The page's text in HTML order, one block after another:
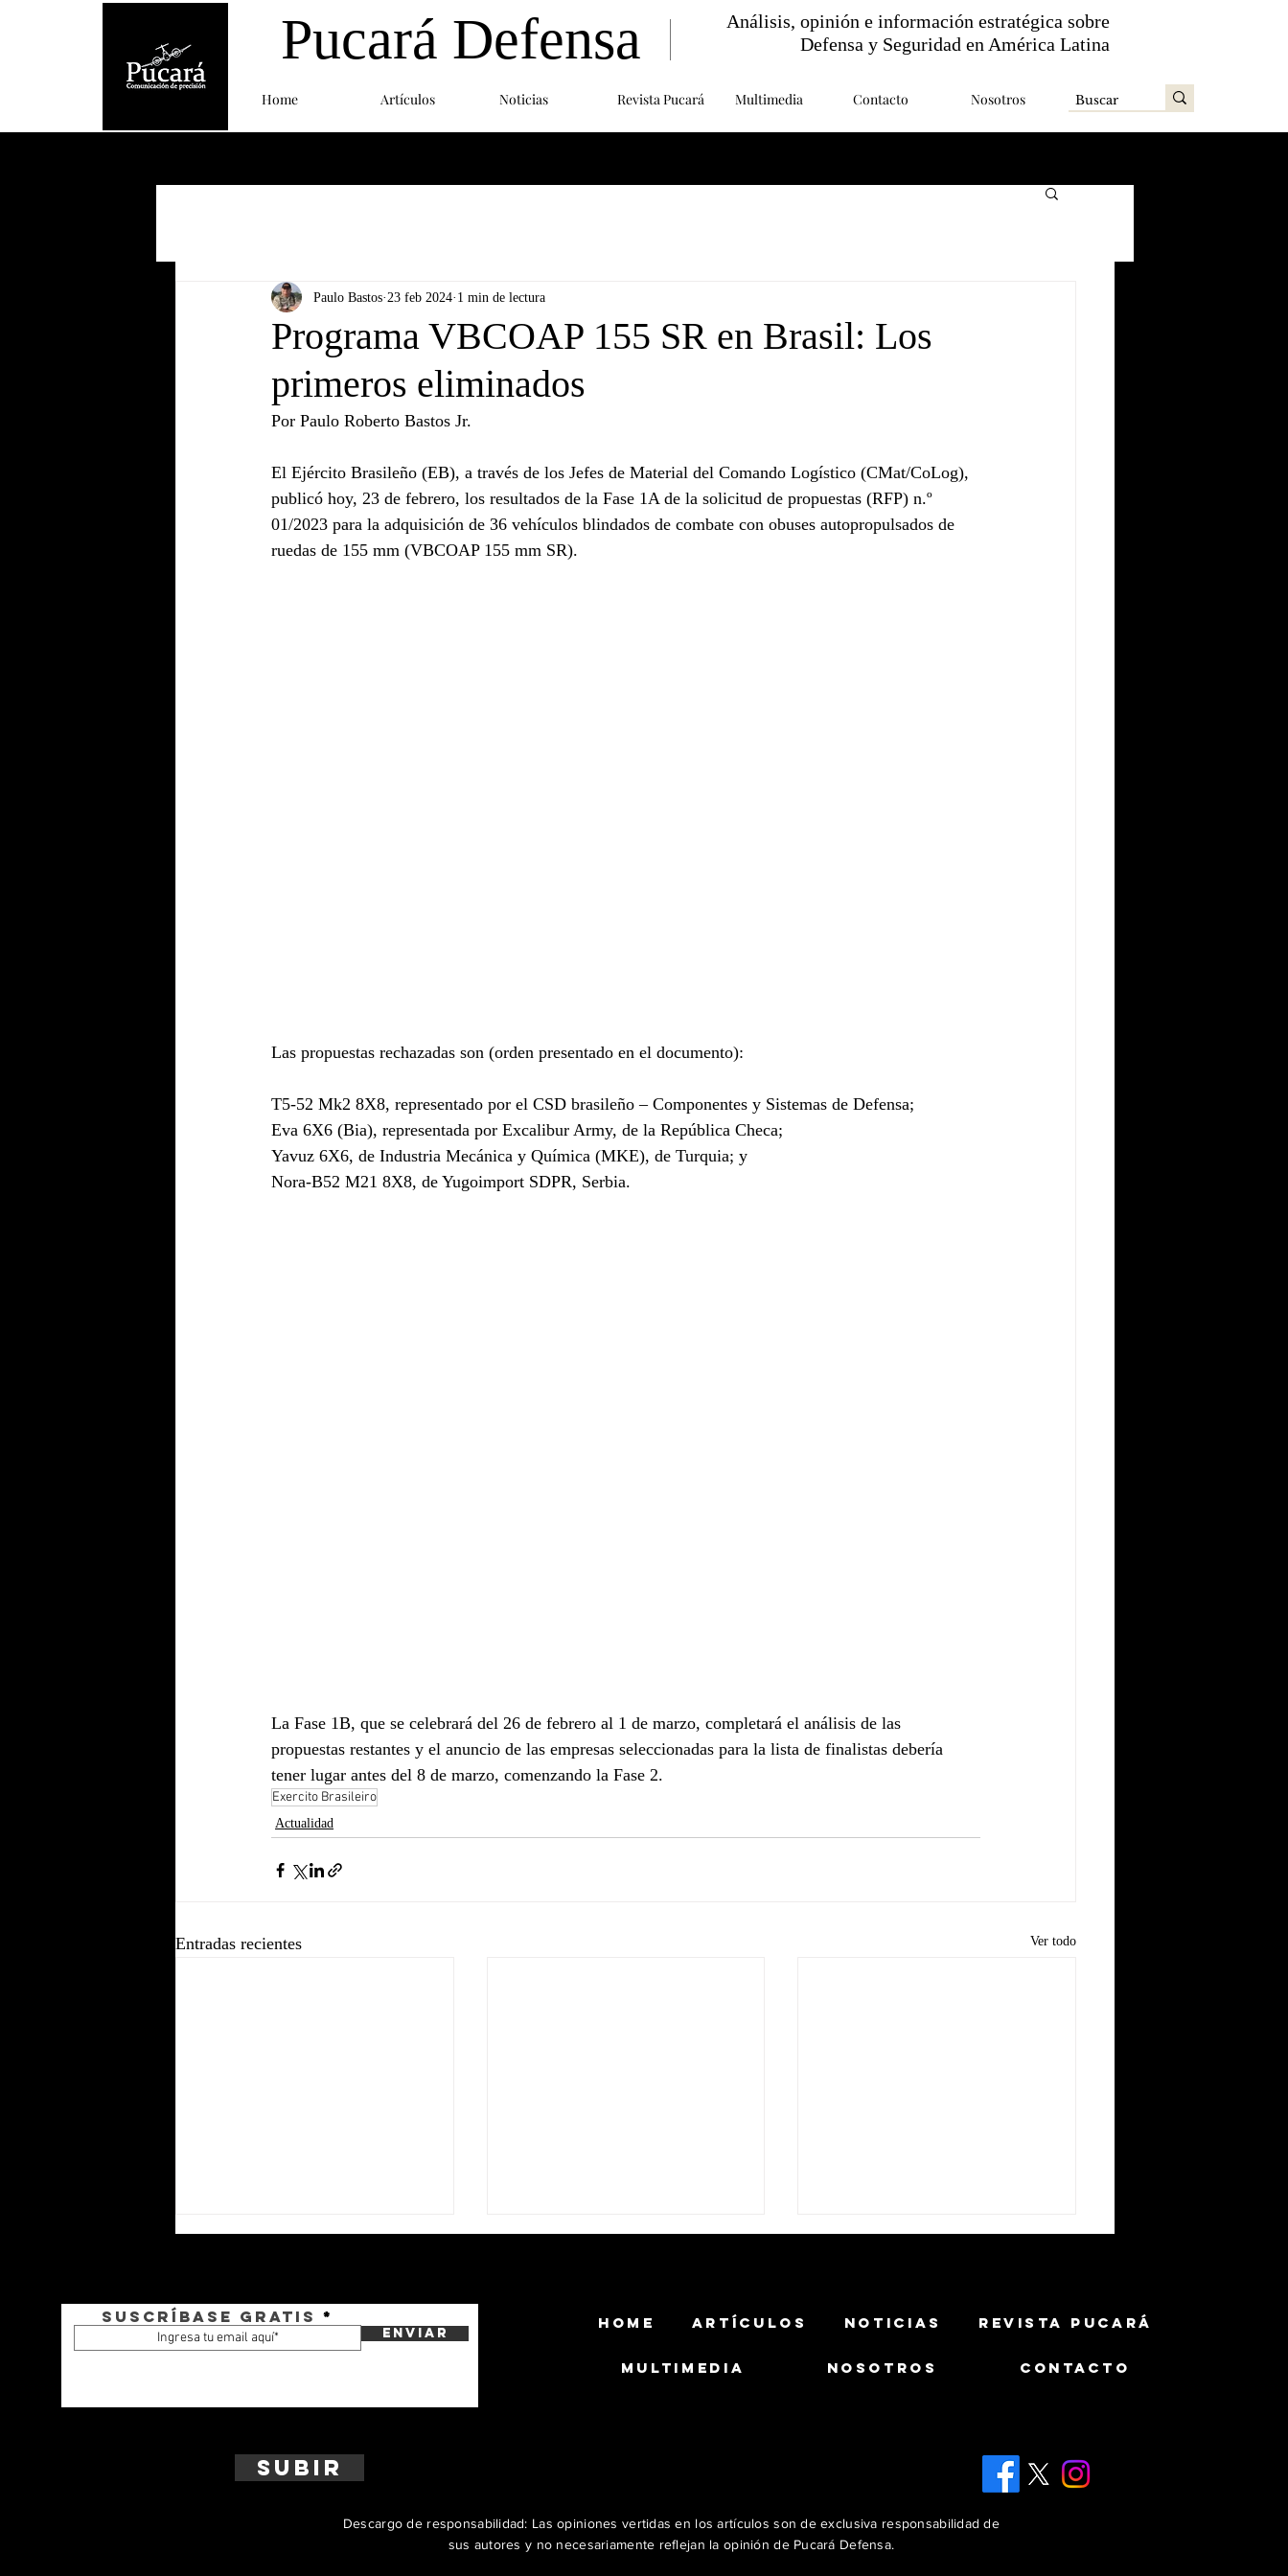
Home Artículos Noticias Revista Pucará Multimedia Contacto Nosotros
Pucará Defensa
Análisis, opinión e información estratégica sobre
Defensa y Seguridad en América Latina
Programa VBCOAP 155 SR en Brasil: Los
primeros eliminados
Paulo Bastos 23 feb 2024 1 min de lectura
Por Paulo Roberto Bastos Jr.
El Ejército Brasileño (EB), a través de los Jefes de Material del Comando Logístico (CMat/CoLog),
publicó hoy, 23 de febrero, los resultados de la Fase 1A de la solicitud de propuestas (RFP) n.º
01/2023 para la adquisición de 36 vehículos blindados de combate con obuses autopropulsados de
ruedas de 155 mm (VBCOAP 155 mm SR).
Las propuestas rechazadas son (orden presentado en el documento):
T5-52 Mk2 8X8, representado por el CSD brasileño – Componentes y Sistemas de Defensa;
Eva 6X6 (Bia), representada por Excalibur Army, de la República Checa;
Yavuz 6X6, de Industria Mecánica y Química (MKE), de Turquia; y
Nora-B52 M21 8X8, de Yugoimport SDPR, Serbia.
La Fase 1B, que se celebrará del 26 de febrero al 1 de marzo, completará el análisis de las
propuestas restantes y el anuncio de las empresas seleccionadas para la lista de finalistas debería
tener lugar antes del 8 de marzo, comenzando la Fase 2.
Exercito Brasileiro
Actualidad
Entradas recientes Ver todo
Suscríbase gratis
Enviar
Subir
HOME ARTÍCULOS NOTICIAS REVISTA PUCARÁ
MULTIMEDIA NOSOTROS CONTACTO
Descargo de responsabilidad: Las opiniones vertidas en los artículos son de exclusiva responsabilidad de
sus autores y no necesariamente reflejan la opinión de Pucará Defensa.